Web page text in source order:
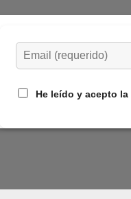
He leído y acepto la